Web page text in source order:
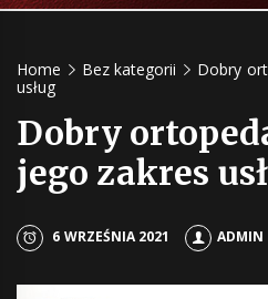
Home Bez kategorii
Dobry
usług
Dobry
jego zakres
6 WRZEŚNIA 2021 ADMIN